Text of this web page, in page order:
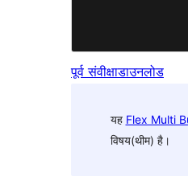
पूर्व संवीक्षाडाउनलोड
यह Flex Multi
विषय(थीम) है।